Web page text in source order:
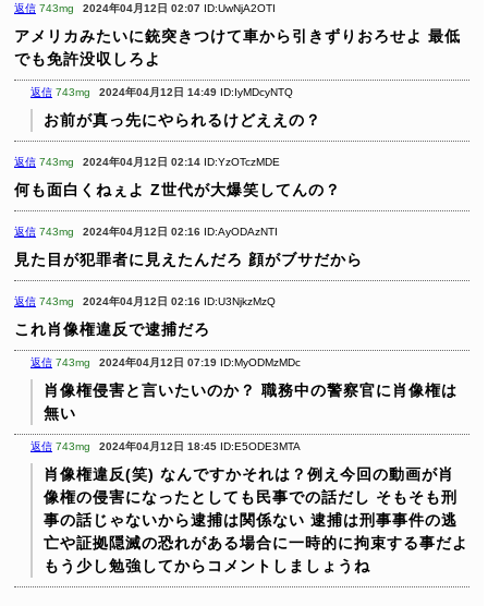
返信 743mg 2024年04月12日 02:07 ID:UwNjA2OTI
アメリカみたいに銃突きつけて車から引きずりおろせよ 最低
でも免許没収しろよ
返信 743mg 2024年04月12日 14:49 ID:IyMDcyNTQ
お前が真っ先にやられるけどええの？
返信 743mg 2024年04月12日 02:14 ID:YzOTczMDE
何も面白くねぇよ Z世代が大爆笑してんの？
返信 743mg 2024年04月12日 02:16 ID:AyODAzNTI
見た目が犯罪者に見えたんだろ 顔がブサだから
返信 743mg 2024年04月12日 02:16 ID:U3NjkzMzQ
これ肖像権違反で逮捕だろ
返信 743mg 2024年04月12日 07:19 ID:MyODMzMDc
肖像権侵害と言いたいのか？ 職務中の警察官に肖像権は
無い
返信 743mg 2024年04月12日 18:45 ID:E5ODE3MTA
肖像権違反(笑) なんですかそれは？例え今回の動画が肖
像権の侵害になったとしても民事での話だし そもそも刑
事の話じゃないから逮捕は関係ない 逮捕は刑事事件の逃
亡や証拠隠滅の恐れがある場合に一時的に拘束する事だよ
もう少し勉強してからコメントしましょうね